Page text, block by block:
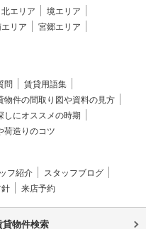
北エリア
境エリア
エリア
宮郷エリア
問
賃貸用語集
物件の間取り図や資料の見方
しにオススメの時期
荷造りのコツ
フ紹介
スタッフブログ
針 来店予約
貸物件検索